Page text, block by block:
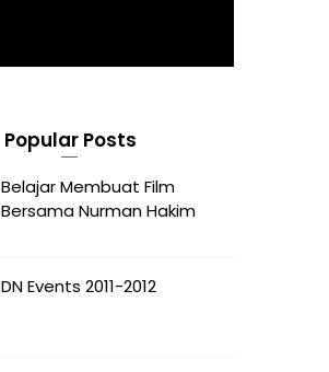
Popular Posts
Belajar Membuat Film
Bersama Nurman Hakim
DN Events 2011-2012